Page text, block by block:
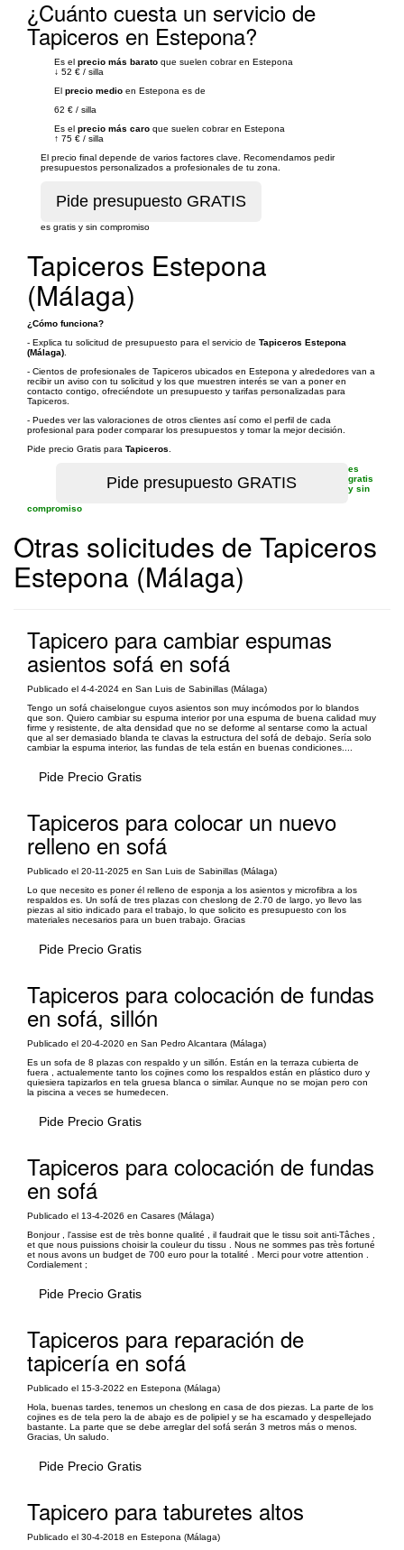
¿Cuánto cuesta un servicio de
Tapiceros en Estepona?
Es el precio más barato que suelen cobrar en Estepona
↓ 52 € / silla
El precio medio en Estepona es de
62 € / silla
Es el precio más caro que suelen cobrar en Estepona
↑ 75 € / silla
El precio final depende de varios factores clave. Recomendamos pedir
presupuestos personalizados a profesionales de tu zona.
es gratis y sin compromiso
Tapiceros Estepona
(Málaga)
¿Cómo funciona?
- Explica tu solicitud de presupuesto para el servicio de Tapiceros Estepona
(Málaga)
- Cientos de profesionales de Tapiceros ubicados en Estepona y alrededores van a
recibir un aviso con tu solicitud y los que muestren interés se van a poner en
contacto contigo, ofreciéndote un presupuesto y tarifas personalizadas para
Tapiceros.
- Puedes ver las valoraciones de otros clientes así como el perfil de cada
profesional para poder comparar los presupuestos y tomar la mejor decisión.
Pide precio Gratis para Tapiceros
es
gratis
y sin
compromiso
Otras solicitudes de Tapiceros
Estepona (Málaga)
Tapicero para cambiar espumas
asientos sofá en sofá
Publicado el 4-4-2024 en San Luis de Sabinillas (Málaga)
Tengo un sofá chaiselongue cuyos asientos son muy incómodos por lo blandos
que son. Quiero cambiar su espuma interior por una espuma de buena calidad muy
firme y resistente, de alta densidad que no se deforme al sentarse como la actual
que al ser demasiado blanda te clavas la estructura del sofá de debajo. Sería solo
cambiar la espuma interior, las fundas de tela están en buenas condiciones....
Pide Precio Gratis
Tapiceros para colocar un nuevo
relleno en sofá
Publicado el 20-11-2025 en San Luis de Sabinillas (Málaga)
Lo que necesito es poner él relleno de esponja a los asientos y microfibra a los
respaldos es. Un sofá de tres plazas con cheslong de 2.70 de largo, yo llevo las
piezas al sitio indicado para el trabajo, lo que solicito es presupuesto con los
materiales necesarios para un buen trabajo. Gracias
Pide Precio Gratis
Tapiceros para colocación de fundas
en sofá, sillón
Publicado el 20-4-2020 en San Pedro Alcantara (Málaga)
Es un sofa de 8 plazas con respaldo y un sillón. Están en la terraza cubierta de
fuera , actualemente tanto los cojines como los respaldos están en plástico duro y
quiesiera tapizarlos en tela gruesa blanca o similar. Aunque no se mojan pero con
la piscina a veces se humedecen.
Pide Precio Gratis
Tapiceros para colocación de fundas
en sofá
Publicado el 13-4-2026 en Casares (Málaga)
Bonjour , l'assise est de très bonne qualité , il faudrait que le tissu soit anti-Tâches ,
et que nous puissions choisir la couleur du tissu . Nous ne sommes pas très fortuné
et nous avons un budget de 700 euro pour la totalité . Merci pour votre attention .
Cordialement ;
Pide Precio Gratis
Tapiceros para reparación de
tapicería en sofá
Publicado el 15-3-2022 en Estepona (Málaga)
Hola, buenas tardes, tenemos un cheslong en casa de dos piezas. La parte de los
cojines es de tela pero la de abajo es de polipiel y se ha escamado y despellejado
bastante. La parte que se debe arreglar del sofá serán 3 metros más o menos.
Gracias, Un saludo.
Pide Precio Gratis
Tapicero para taburetes altos
Publicado el 30-4-2018 en Estepona (Málaga)